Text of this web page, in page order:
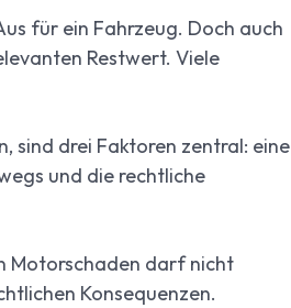
für ein Fahrzeug. Doch auch
Restwert. Viele
sind drei Faktoren zentral: eine
und die rechtliche
Motorschaden darf nicht
Konsequenzen.